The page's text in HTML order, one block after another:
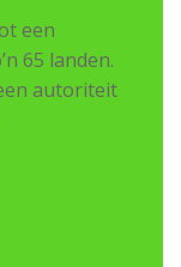
een
65 landen.
autoriteit